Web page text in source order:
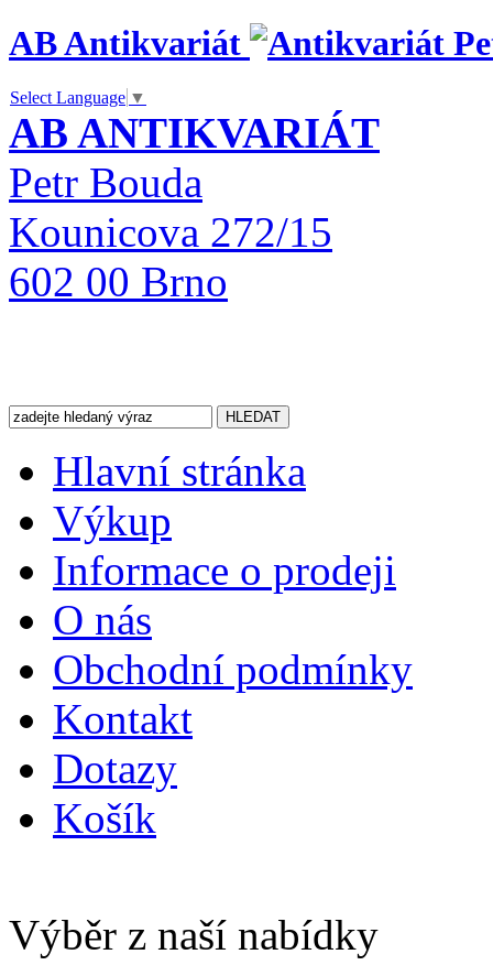
AB Antikvariát
Select Language ▼
AB ANTIKVARIÁT
Petr Bouda
Kounicova 272/15
602 00 Brno
Hlavní stránka
Výkup
Informace o prodeji
O nás
Obchodní podmínky
Kontakt
Dotazy
Košík
Výběr z naší nabídky